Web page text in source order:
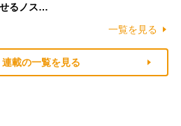
るノス…
一覧を見る
載の一覧を見る